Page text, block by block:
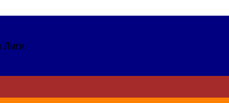
Лиги